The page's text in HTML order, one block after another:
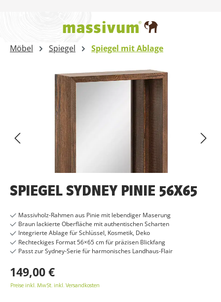
Möbel Spiegel
Spiegel mit Ablage
SPIEGEL SYDNEY PINIE 56X65
Massivholz-Rahmen aus Pinie mit lebendiger Maserung
Braun lackierte Oberfläche mit authentischen Scharten
Integrierte Ablage für Schlüssel, Kosmetik, Deko
Rechteckiges Format 56×65 cm für präzisen Blickfang
Passt zur Sydney-Serie für harmonisches Landhaus-Flair
149,00 €
Preise inkl. MwSt. inkl. Versandkosten